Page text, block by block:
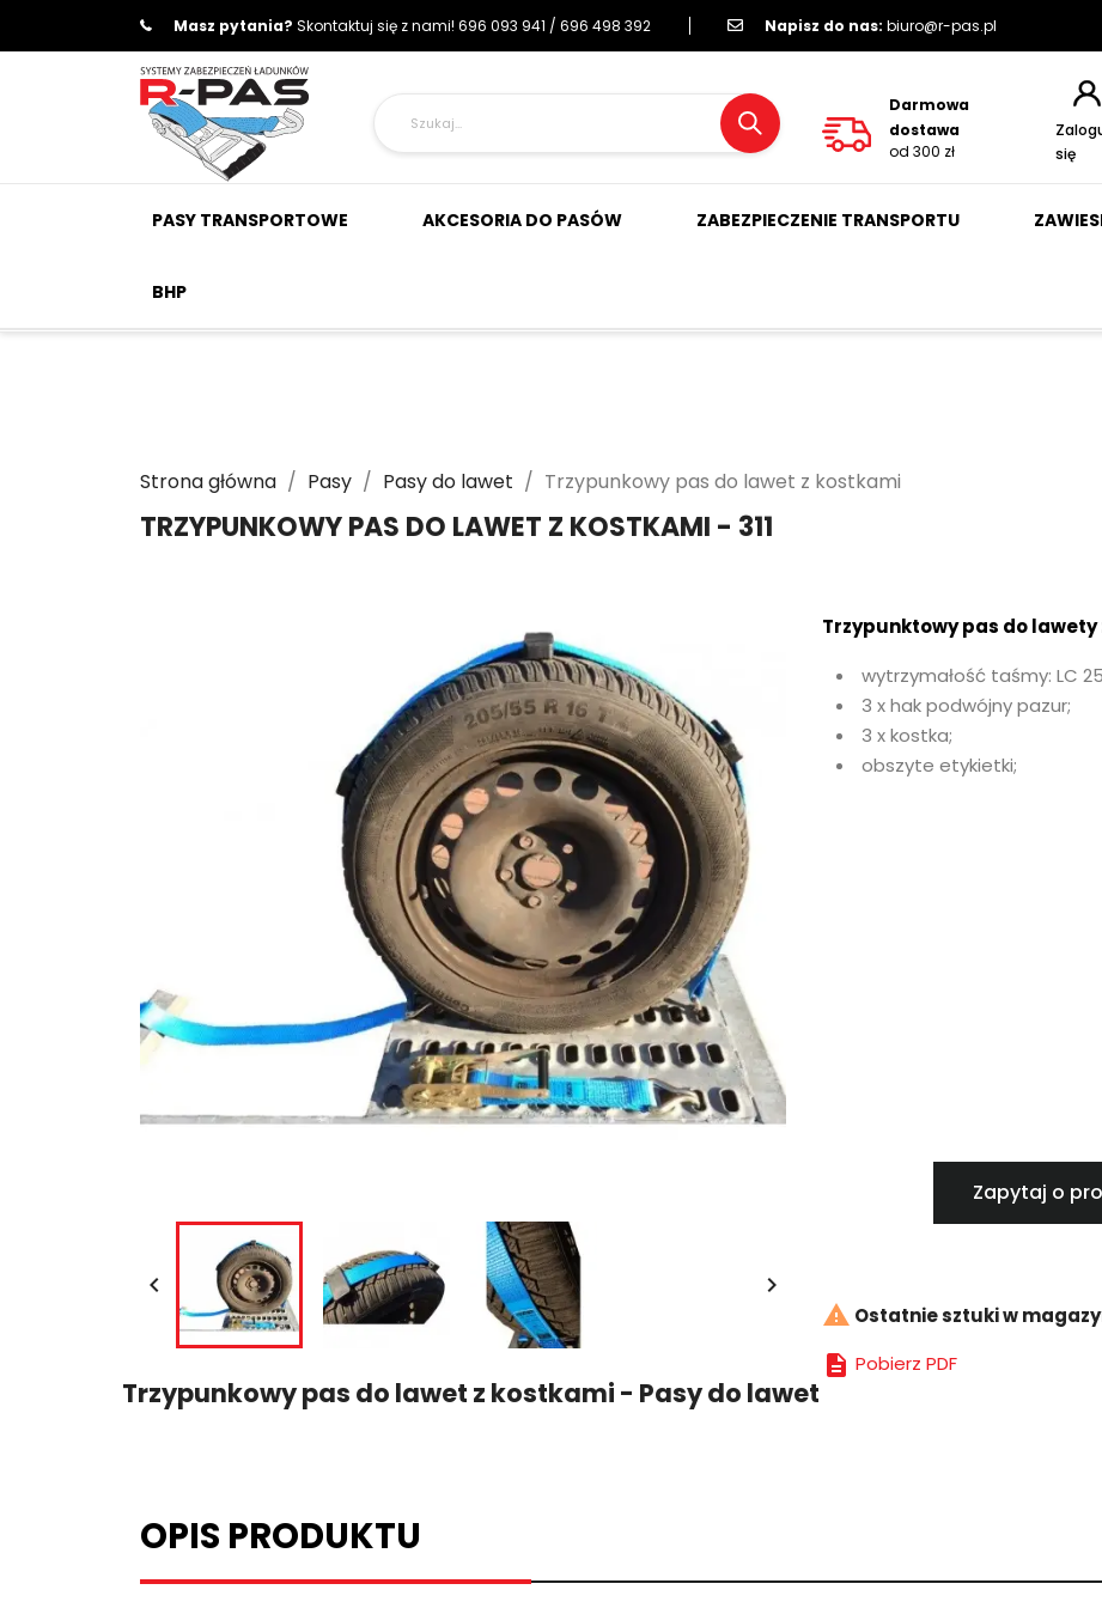
Masz pytania? Skontaktuj się z nami! 696 093 941 / 696 498 392 Napisz do nas:biuro@r-pas.pl
Darmowa
dostawa
od 300 zł
się
PASY TRANSPORTOWE AKCESORIA DO PASÓW ZABEZPIECZENIE TRANSPORTU
BHP
Strona główna Pasy Pasy do lawet Trzypunkowy pas do lawet z kostkami
TRZYPUNKOWY PAS DO LAWET Z KOSTKAMI - 311
 
Trzypunktowy pas do lawety
wytrzymałość taśmy: LC
3 x hak podwójny pazur;
3 x kostka;
obszyte etykietki;
Zapytaj o
 Ostatnie sztuki w
 Pobierz PDF
Trzypunkowy pas do lawet z kostkami - Pasy do lawet
OPIS PRODUKTU